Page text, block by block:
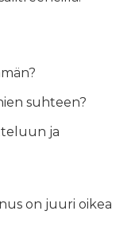
suhteen?
ja
on juuri oikea